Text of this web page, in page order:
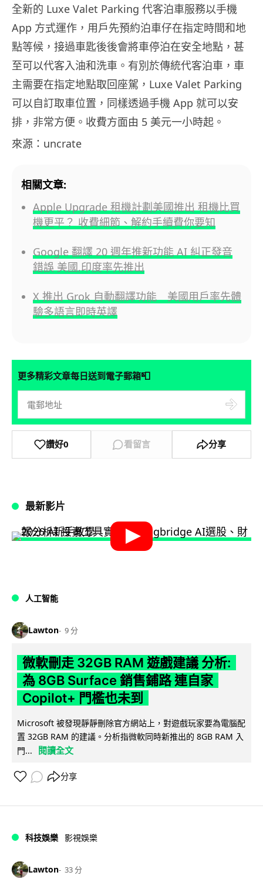
全新的 Luxe Valet Parking 代客泊車服務以手機
App 方式運作，用戶先預約泊車仔在指定時間和地
點等候，接過車匙後後會將車停泊在安全地點，甚
至可以代客入油和洗車。有別於傳統代客泊車，車
主需要在指定地點取回座駕，Luxe Valet Parking
可以自訂取車位置，同樣透過手機 App 就可以安
排，非常方便。收費方面由 5 美元一小時起。
來源：uncrate
相關文章:
Apple Upgrade 租機計劃美國推出 租機比買
機更平？ 收費細節、解約手續費你要知
Google 翻譯 20 週年推新功能 AI 糾正發音
錯誤 美國,印度率先推出
X 推出 Grok 自動翻譯功能 美國用戶率先體
驗多語言即時英譯
更多精彩文章每日送到電子郵箱📮
讚好0 看留言 分享
最新影片
人工智能
Lawton 9 分
微軟刪走 32GB RAM 遊戲建議 分析:
為 8GB Surface 銷售鋪路 連自家
Copilot+ 門檻也未到
Microsoft 被發現靜靜刪除官方網站上，對遊戲玩家要為電腦配
置 32GB RAM 的建議。分析指微軟同時新推出的 8GB RAM 入
門...
閱讀全文
分享
科技娛樂 影視娛樂
Lawton 33 分